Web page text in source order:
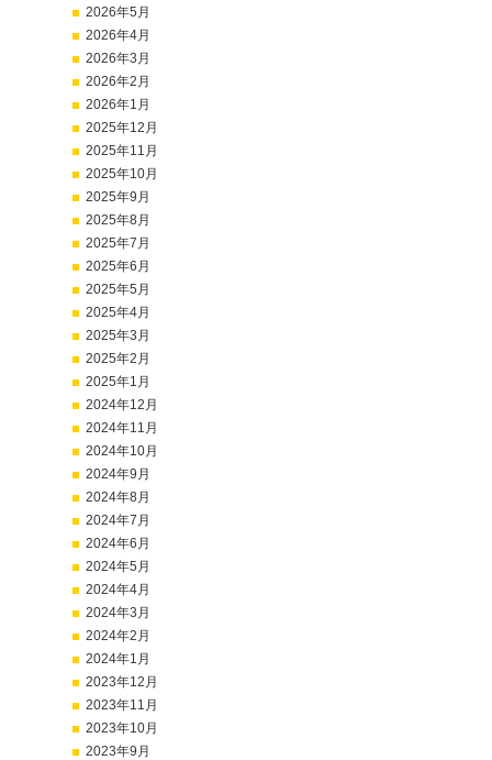
2026年5月
2026年4月
2026年3月
2026年2月
2026年1月
2025年12月
2025年11月
2025年10月
2025年9月
2025年8月
2025年7月
2025年6月
2025年5月
2025年4月
2025年3月
2025年2月
2025年1月
2024年12月
2024年11月
2024年10月
2024年9月
2024年8月
2024年7月
2024年6月
2024年5月
2024年4月
2024年3月
2024年2月
2024年1月
2023年12月
2023年11月
2023年10月
2023年9月